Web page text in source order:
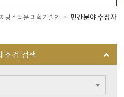
자랑스러운 과학기술인 > 민간분야 수상자
조건 검색